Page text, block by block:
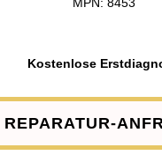
Kostenlose
REPARATUR-